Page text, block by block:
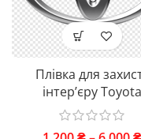
Плівка для
інтер’єру Toyota